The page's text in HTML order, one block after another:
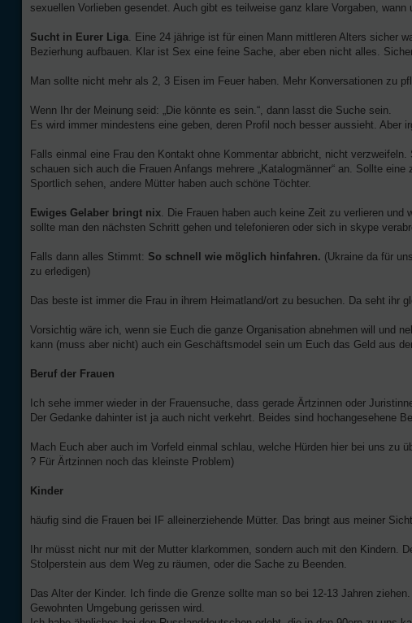
sexuellen Vorlieben gesendet. Auch gibt es teilweise ganz klare Vorgaben, wann
Sucht in Eurer Liga . Eine 24 jährige ist für einen Mann mittleren Alters sicher
Bezierhung aufbauen. Klar ist Sex eine feine Sache, aber eben nicht alles.
Man sollte nicht mehr als 2, 3 Eisen im Feuer haben. Mehr Konversationen zu
Wenn Ihr der Meinung seid: „Die könnte es sein.“, dann lasst die Suche sein.
Es wird immer mindestens eine geben, deren Profil noch besser aussieht. Aber
Falls einmal eine Frau den Kontakt ohne Kommentar abbricht, nicht
schauen sich auch die Frauen Anfangs mehrere „Katalogmänner“ an. Sollte
Sportlich sehen, andere Mütter haben auch schöne Töchter.
Ewiges Gelaber bringt nix . Die Frauen haben auch keine Zeit zu verlieren
sollte man den nächsten Schritt gehen und telefonieren oder sich in skype
Falls dann alles Stimmt: So schnell wie möglich hinfahren. (Ukraine da für
zu erledigen)
Das beste ist immer die Frau in ihrem Heimatland/ort zu besuchen. Da seht ihr
Vorsichtig wäre ich, wenn sie Euch die ganze Organisation abnehmen will und
kann (muss aber nicht) auch ein Geschäftsmodel sein um Euch das Geld aus
Beruf der Frauen
Ich sehe immer wieder in der Frauensuche, dass gerade Ärtzinnen oder
Der Gedanke dahinter ist ja auch nicht verkehrt. Beides sind hochangesehene
Mach Euch aber auch im Vorfeld einmal schlau, welche Hürden hier bei uns zu
? Für Ärtzinnen noch das kleinste Problem)
Kinder
häufig sind die Frauen bei IF alleinerziehende Mütter. Das bringt aus meiner
Ihr müsst nicht nur mit der Mutter klarkommen, sondern auch mit den Kindern.
Stolperstein aus dem Weg zu räumen, oder die Sache zu Beenden.
Das Alter der Kinder. Ich finde die Grenze sollte man so bei 12-13 Jahren
Gewohnten Umgebung gerissen wird.